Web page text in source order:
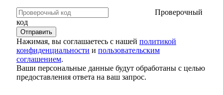
Проверочный
код
Нажимая, вы соглашаетесь с нашей политикой
конфиденциальности и пользовательским
соглашением.
Ваши персональные данные будут обработаны с целью
предоставления ответа на ваш запрос.